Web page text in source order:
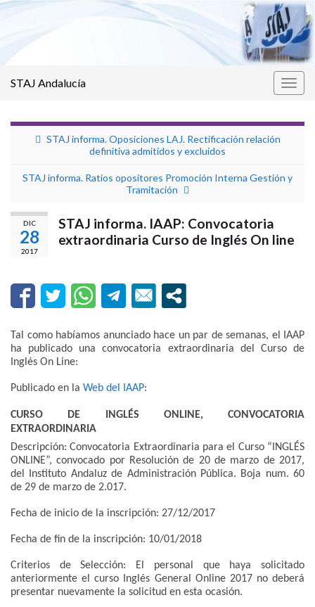
STAJ Andalucía
STAJ informa. Oposiciones LAJ. Rectificación relación
definitiva admitidos y excluidos
STAJ informa. Ratios opositores Promoción Interna Gestión y
Tramitación
DIC
28
2017
STAJ informa. IAAP: Convocatoria
extraordinaria Curso de Inglés On line
Tal como habíamos anunciado hace un par de semanas, el IAAP
ha publicado una convocatoria extraordinaria del Curso de
Inglés On Line:
Publicado en la Web del IAAP:
CURSO DE INGLÉS ONLINE, CONVOCATORIA
EXTRAORDINARIA
Descripción: Convocatoria Extraordinaria para el Curso “INGLÉS
ONLINE”, convocado por Resolución de 20 de marzo de 2017,
del Instituto Andaluz de Administración Pública. Boja num. 60
de 29 de marzo de 2.017.
Fecha de inicio de la inscripción: 27/12/2017
Fecha de fin de la inscripción: 10/01/2018
Criterios de Selección: El personal que haya solicitado
anteriormente el curso Inglés General Online 2017 no deberá
presentar nuevamente la solicitud en esta ocasión.